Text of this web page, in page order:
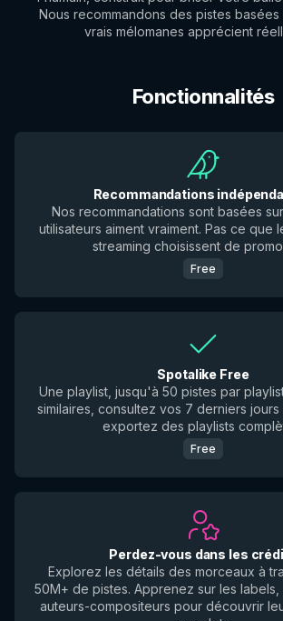
Nous recommandons des pistes
vrais mélomanes apprécient
Fonctionnalités
Recommandations
Nos recommandations sont basées
utilisateurs aiment vraiment. Pas ce que
streaming choisissent de
Free
Spotalike Free
Une playlist, jusqu'à 50 pistes par
similaires, consultez vos 7 derniers
exportez des playlists
Free
Perdez-vous dans les
Explorez les détails des morceaux à
50M+ de pistes. Apprenez sur les
auteurs-compositeurs pour découvrir